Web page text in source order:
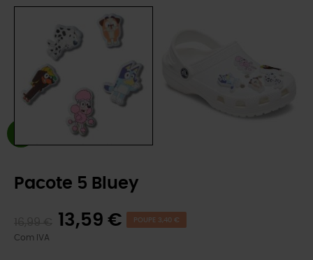
Pacote 5 Bluey
13,59 € POUPE 3,40 €
Com IVA